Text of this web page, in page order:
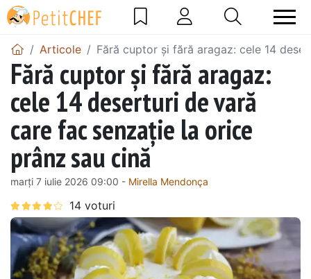
Articole Fără cuptor și fără aragaz: cele 14
Fără cuptor și fără aragaz:
cele 14 deserturi de vară
care fac senzație la orice
prânz sau cină
marți 7 iulie 2026 09:00 - Mirella Mendonça